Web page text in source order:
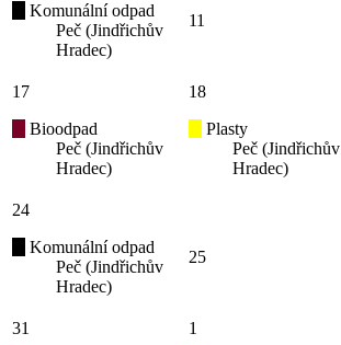
Komunální odpad
Peč (Jindřichův
Hradec)
11
17
Bioodpad
Peč (Jindřichův
Hradec)
18
Plasty
Peč (Jindřichův
Hradec)
24
Komunální odpad
Peč (Jindřichův
Hradec)
25
31
1